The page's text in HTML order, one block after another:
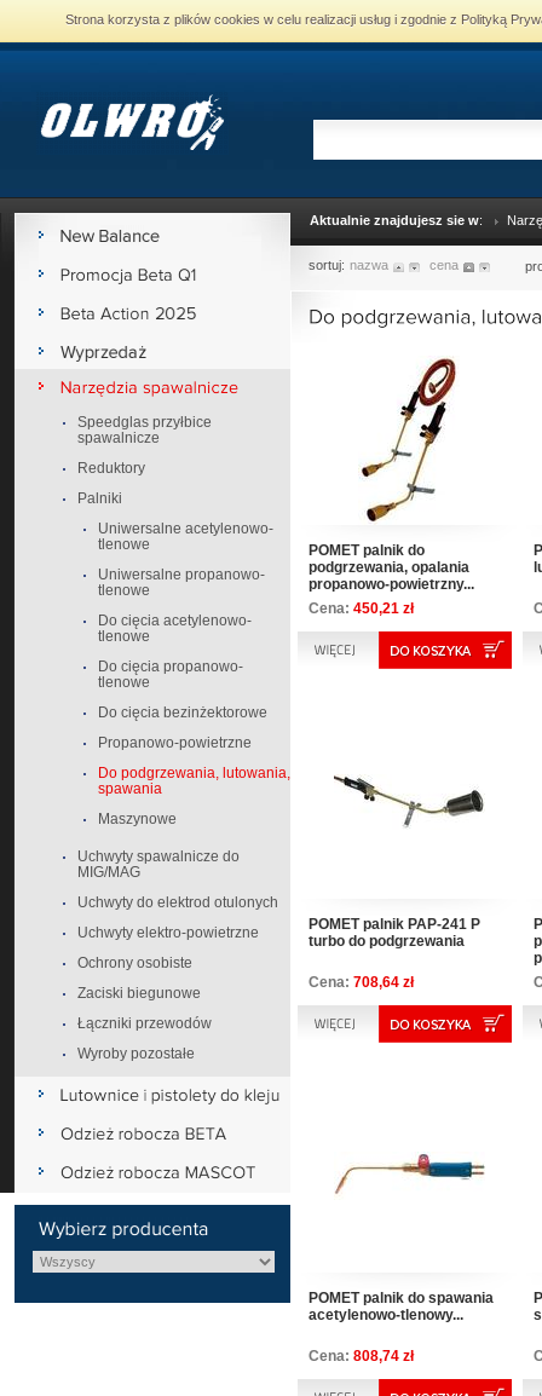
Strona korzysta z plików cookies w celu realizacji usług i zgodnie z Polityką
Speedglas przyłbice
spawalnicze
Reduktory
Palniki
Uniwersalne acetylenowo-
tlenowe
Uniwersalne propanowo-
tlenowe
Do cięcia acetylenowo-
tlenowe
Do cięcia propanowo-
tlenowe
Do cięcia bezinżektorowe
Propanowo-powietrzne
Do podgrzewania, lutowania,
spawania
Maszynowe
Uchwyty spawalnicze do
MIG/MAG
Uchwyty do elektrod otulonych
Uchwyty elektro-powietrzne
Ochrony osobiste
Zaciski biegunowe
Łączniki przewodów
Wyroby pozostałe
Aktualnie znajdujesz sie w:
sortuj: nazwa cena
POMET palnik do
podgrzewania, opalania
propanowo-powietrzny...
Cena: 450,21 zł
POMET palnik PAP-241 P
turbo do podgrzewania
Cena: 708,64 zł
POMET palnik do spawania
acetylenowo-tlenowy...
Cena: 808,74 zł